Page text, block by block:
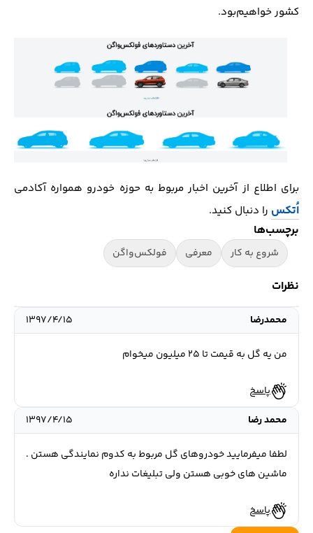
کشور خواهیم‌بود.
برای اطلاع از آخرین اخبار مربوط به حوزه خودرو همواره آکادمی
اُتکس را دنبال کنید.
برچسب‌ها
شروع به کار معرفی فولکس‌واگن
نظرات
محمدرضا ۱۳۹۷/۴/۱۵
من یه گل به قیمت تا ۲۵ میلیون میخوام
پاسخ
محمد رضا
۱۳۹۷/۴/۱۵
لطفا میفرمایید خودروهای گل مربوط به کدوم نمایندگی هستن .
ماشین های خوبی هستن ولی تبلیغات نداره
پاسخ